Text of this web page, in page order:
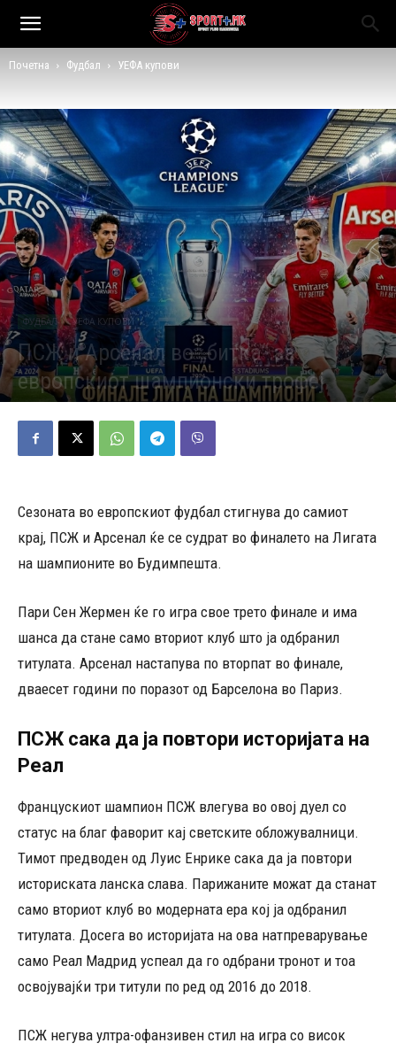
Почетна Фудбал УЕФА купови
ФУДБАЛ УЕФА КУПОВИ
ПСЖ и Арсенал во „битка“ за
европскиот шампионски трофеј
Сезоната во европскиот фудбал стигнува до самиот
крај, ПСЖ и Арсенал ќе се судрат во финалето на Лигата
на шампионите во Будимпешта.
Пари Сен Жермен ќе го игра свое трето финале и има
шанса да стане само вториот клуб што ја одбранил
титулата. Арсенал настапува по вторпат во финале,
дваесет години по поразот од Барселона во Париз.
ПСЖ сака да ја повтори историјата на
Реал
Францускиот шампион ПСЖ влегува во овој дуел со
статус на благ фаворит кај светските обложувалници.
Тимот предводен од Луис Енрике сака да ја повтори
историската ланска слава. Парижаните можат да станат
само вториот клуб во модерната ера кој ја одбранил
титулата. Досега во историјата на ова натпреварување
само Реал Мадрид успеал да го одбрани тронот и тоа
освојувајќи три титули по ред од 2016 до 2018.
ПСЖ негува ултра-офанзивен стил на игра со висок